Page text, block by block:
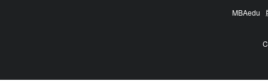
MBAedu